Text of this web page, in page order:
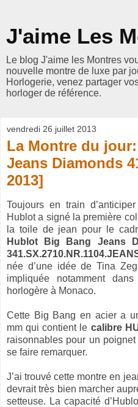
J'aime Les
Le blog J'aime les Montres
nouvelle montre de luxe par
Horlogerie, venez partager
horloger de référence.
vendredi 26 juillet 2013
La Montre du
Jeans Diamonds
2013]
Toujours en train
Hublot a signé la première
la toile de jean pour le
Hublot Big Bang Jeans
née d’une idée de Tina
impliquée notamment
horlogère à Monaco.
Cette Big Bang en acier a
mm qui contient le calibre
raisonnables pour un
se faire remarquer.
J’ai trouvé cette montre en
devrait très bien marcher
setteuse. La capacité